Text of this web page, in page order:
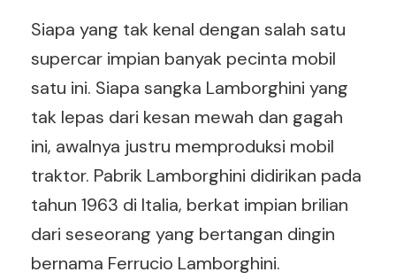
Siapa yang tak kenal dengan salah satu
supercar impian banyak pecinta mobil
satu ini. Siapa sangka Lamborghini yang
tak lepas dari kesan mewah dan gagah
ini, awalnya justru memproduksi mobil
traktor. Pabrik Lamborghini didirikan pada
tahun 1963 di Italia, berkat impian brilian
dari seseorang yang bertangan dingin
bernama Ferrucio Lamborghini.